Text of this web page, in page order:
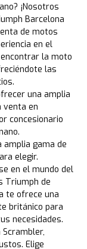
¡Nosotros
Barcelona
de motos
en el
la moto
las
una amplia
venta en
concesionario
gama de
elegir.
en el mundo del
Triumph de
te ofrece una
británico para
necesidades.
Elige